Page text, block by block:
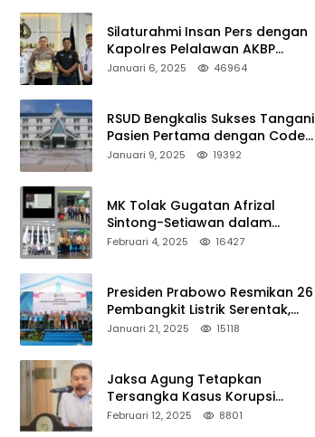
Silaturahmi Insan Pers dengan
Kapolres Pelalawan AKBP
Afrizal Asri, S.I.K.
Januari 6, 2025 46964
RSUD Bengkalis Sukses Tangani
Pasien Pertama dengan Code
Stroke
Januari 9, 2025 19392
MK Tolak Gugatan Afrizal
Sintong-Setiawan dalam
Sengketa Pilkada Rokan Hilir
Februari 4, 2025 16427
Presiden Prabowo Resmikan 26
Pembangkit Listrik Serentak,
PLTA Asahan 3 Jadi Sorotan
Januari 21, 2025 15118
Jaksa Agung Tetapkan
Tersangka Kasus Korupsi
Kehutanan, DPP Advokasi IPJI
Februari 12, 2025 8801